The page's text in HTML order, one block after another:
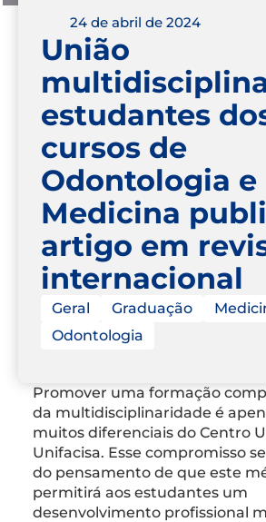
24 de abril de 2024
União
estudantes
cursos de
Odontologia e
Medicina
artigo em
internacional
Geral Graduação
Odontologia
Promover uma formação
da multidisciplinaridade é
muitos diferenciais do Centro
Unifacisa. Esse compromisso
do pensamento de que este
permitirá aos estudantes um
desenvolvimento profissional